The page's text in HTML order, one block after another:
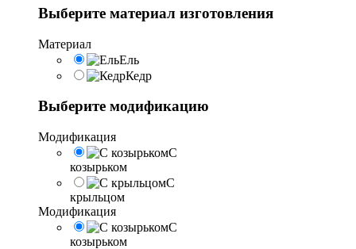
Выберите материал изготовления
Материал
Ель
Кедр
Выберите модификацию
Модификация
С
козырьком
С
крыльцом
Модификация
С
козырьком